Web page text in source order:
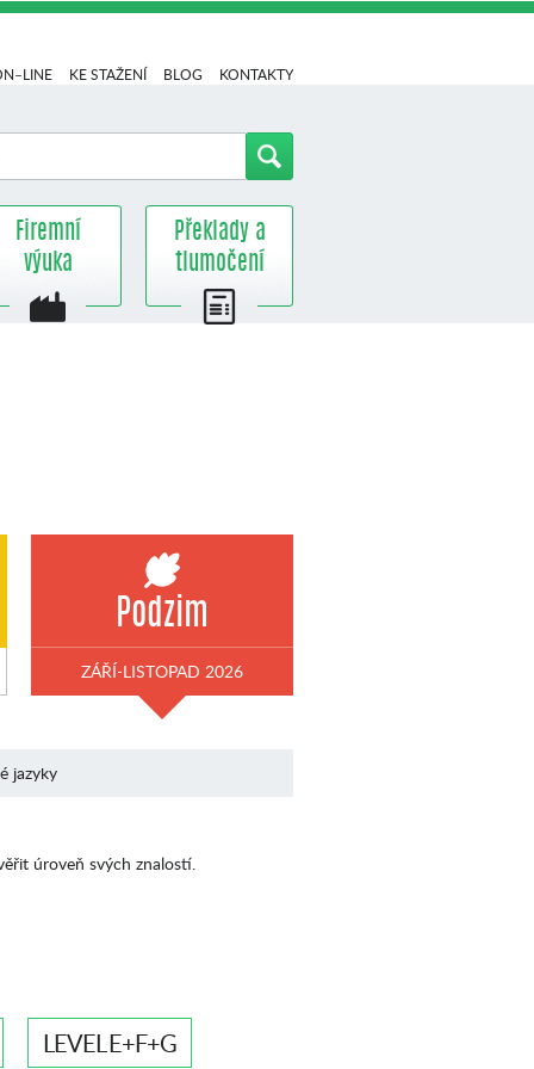
KE STAŽENÍ BLOG KONTAKTY
Firemní
výuka
Překlady a
tlumočení
Podzim
ZÁŘÍ-LISTOPAD 2026
jazyky
úroveň svých znalostí.
LEVEL E+F+G